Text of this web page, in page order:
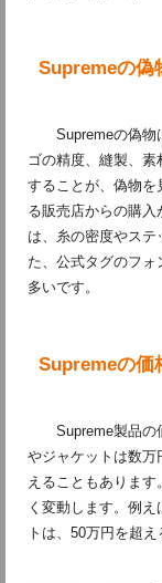
Supremeの偽
Supremeの偽物
ゴの精度、縫製、
することが、偽物を
る販売店からの購
は、糸の密度やステ
た、公式タグのフ
多いです。
Supremeの価
Supreme製品の
やジャケットは数万
えることもありま
く変動します。例
トは、50万円を超